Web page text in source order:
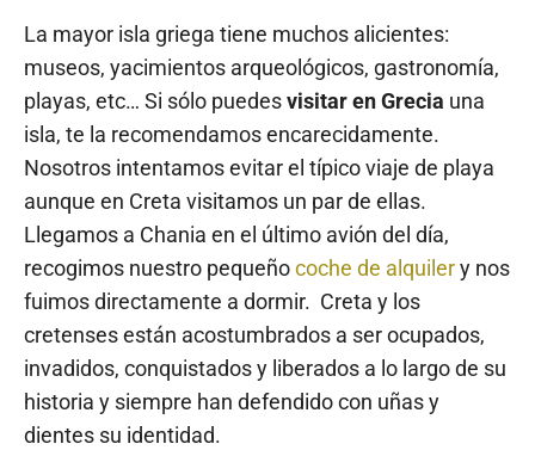
La mayor isla griega tiene muchos alicientes:
museos, yacimientos arqueológicos, gastronomía,
playas, etc… Si sólo puedesvisitar en Grecia una
isla, te la recomendamos encarecidamente.
Nosotros intentamos evitar el típico viaje de playa
aunque en Creta visitamos un par de ellas.
Llegamos a Chania en el último avión del día,
recogimos nuestro pequeñocoche de alquilery nos
fuimos directamente a dormir. Creta y los
cretenses están acostumbrados a ser ocupados,
invadidos, conquistados y liberados a lo largo de su
historia y siempre han defendido con uñas y
dientes su identidad.